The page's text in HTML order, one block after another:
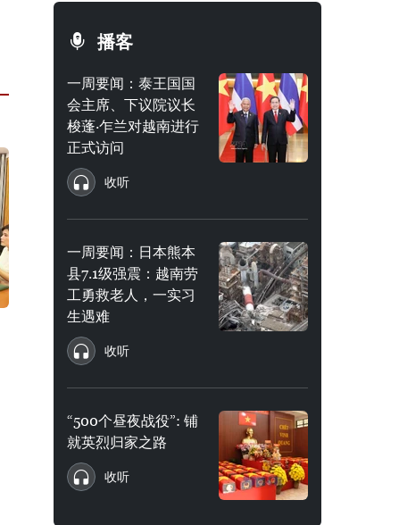
播客
一周要闻：泰王国国
会主席、下议院议长
梭蓬·乍兰对越南进行
正式访问
收听
一周要闻：日本熊本
县7.1级强震：越南劳
工勇救老人，一实习
生遇难
收听
“500个昼夜战役”: 铺
就英烈归家之路
收听